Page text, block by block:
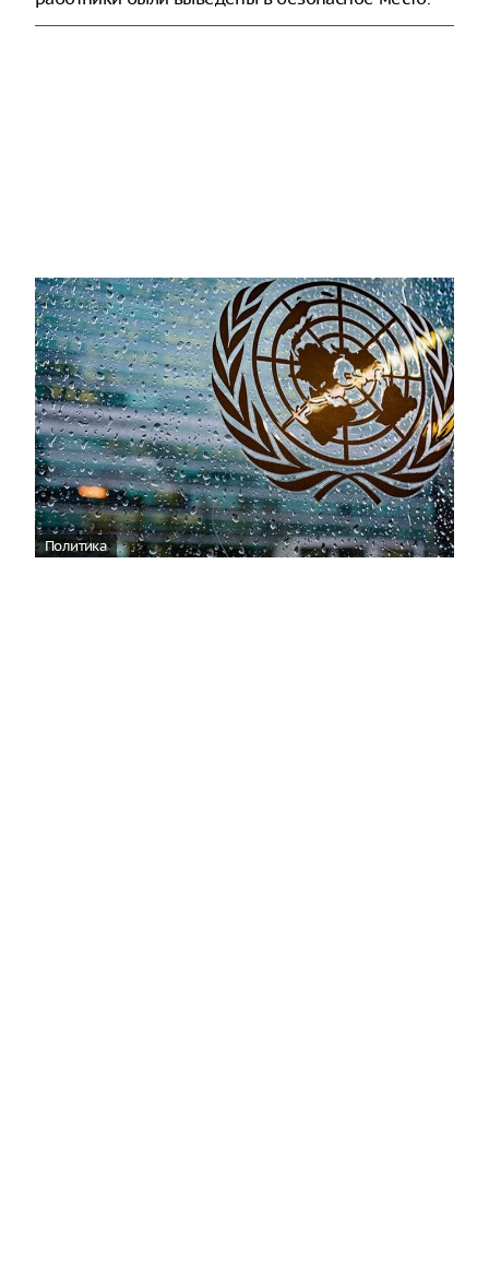
Политика